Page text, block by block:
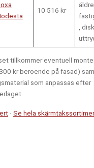
10 516 kr
äldre
,
tillkommer eventuell
kr beroende på fasad)
som anpassas efter
· Se hela